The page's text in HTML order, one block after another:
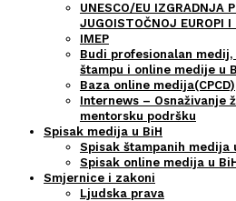
UNESCO/EU IZGRADNJA
JUGOISTOČNOJ EUROPI I
IMEP
Budi profesionalan
štampu i online medije u
Baza online medija(CPCD)
Internews – Osnaživanje
mentorsku podršku
Spisak medija u BiH
Spisak štampanih medija
Spisak online medija u
Smjernice i zakoni
Ljudska prava